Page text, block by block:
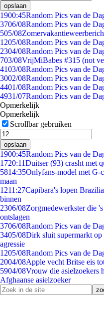
opslaan
1900:45Random Pics van de
3706/08Random Pics van de
505/08
1205/08Random Pics van de
2304/08Random Pics van de
703/08VrijMiBabes #315 (not
4103/08Random Pics van de
3002/08Random Pics van de
4401/08Random Pics van de
4931/07Random Pics van de
Opmerkelijk
Opmerkelijk
Scrollbar gebruiken
opslaan
1900:45Random Pics van de
1720:11Duitser (93) crasht met
5814:35Onlyfans-model met G-
maan
1211:27Capibara's lopen
binnen
2306/08Zorgmedewerkster die
ontslagen
3706/08Random Pics van de
3405/08Dirk sluit supermarkt op
agressie
1205/08Random Pics van de
2004/08Apple vecht Britse eis
5904/08Vrouw die asielzoekers
Afghaanse asielzoeker